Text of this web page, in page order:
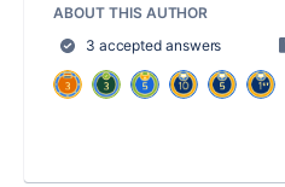
ABOUT THIS AUTHOR
3 accepted answers